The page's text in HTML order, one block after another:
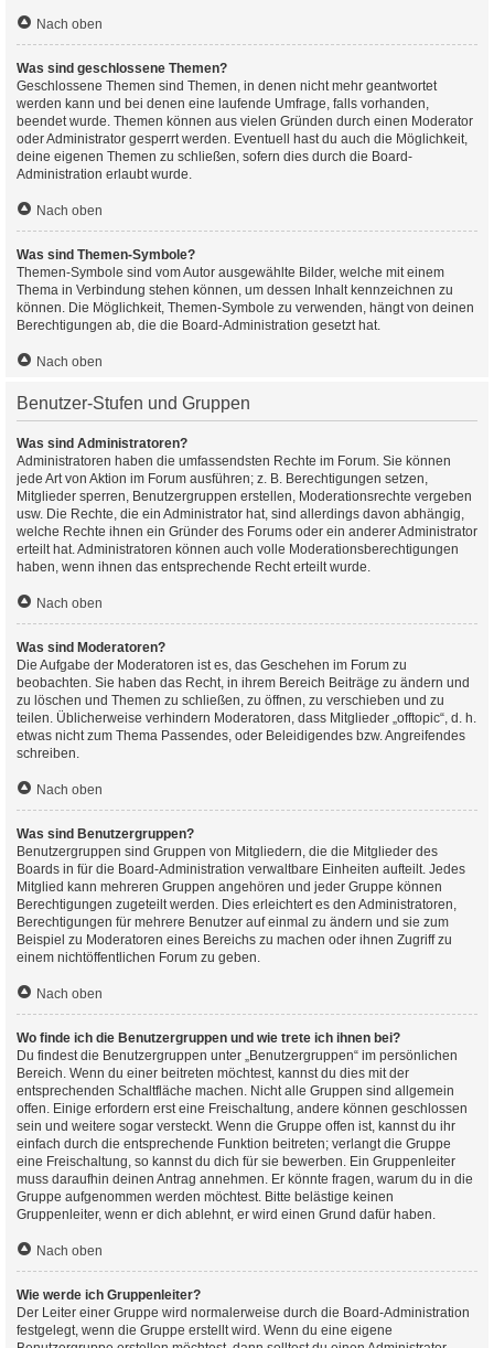
Nach oben
Was sind geschlossene Themen?
Geschlossene Themen sind Themen, in denen nicht mehr geantwortet
werden kann und bei denen eine laufende Umfrage, falls vorhanden,
beendet wurde. Themen können aus vielen Gründen durch einen Moderator
oder Administrator gesperrt werden. Eventuell hast du auch die Möglichkeit,
deine eigenen Themen zu schließen, sofern dies durch die Board-
Administration erlaubt wurde.
Nach oben
Was sind Themen-Symbole?
Themen-Symbole sind vom Autor ausgewählte Bilder, welche mit einem
Thema in Verbindung stehen können, um dessen Inhalt kennzeichnen zu
können. Die Möglichkeit, Themen-Symbole zu verwenden, hängt von deinen
Berechtigungen ab, die die Board-Administration gesetzt hat.
Nach oben
Benutzer-Stufen und Gruppen
Was sind Administratoren?
Administratoren haben die umfassendsten Rechte im Forum. Sie können
jede Art von Aktion im Forum ausführen; z. B. Berechtigungen setzen,
Mitglieder sperren, Benutzergruppen erstellen, Moderationsrechte vergeben
usw. Die Rechte, die ein Administrator hat, sind allerdings davon abhängig,
welche Rechte ihnen ein Gründer des Forums oder ein anderer Administrator
erteilt hat. Administratoren können auch volle Moderationsberechtigungen
haben, wenn ihnen das entsprechende Recht erteilt wurde.
Nach oben
Was sind Moderatoren?
Die Aufgabe der Moderatoren ist es, das Geschehen im Forum zu
beobachten. Sie haben das Recht, in ihrem Bereich Beiträge zu ändern und
zu löschen und Themen zu schließen, zu öffnen, zu verschieben und zu
teilen. Üblicherweise verhindern Moderatoren, dass Mitglieder „offtopic“, d. h.
etwas nicht zum Thema Passendes, oder Beleidigendes bzw. Angreifendes
schreiben.
Nach oben
Was sind Benutzergruppen?
Benutzergruppen sind Gruppen von Mitgliedern, die die Mitglieder des
Boards in für die Board-Administration verwaltbare Einheiten aufteilt. Jedes
Mitglied kann mehreren Gruppen angehören und jeder Gruppe können
Berechtigungen zugeteilt werden. Dies erleichtert es den Administratoren,
Berechtigungen für mehrere Benutzer auf einmal zu ändern und sie zum
Beispiel zu Moderatoren eines Bereichs zu machen oder ihnen Zugriff zu
einem nichtöffentlichen Forum zu geben.
Nach oben
Wo finde ich die Benutzergruppen und wie trete ich ihnen bei?
Du findest die Benutzergruppen unter „Benutzergruppen“ im persönlichen
Bereich. Wenn du einer beitreten möchtest, kannst du dies mit der
entsprechenden Schaltfläche machen. Nicht alle Gruppen sind allgemein
offen. Einige erfordern erst eine Freischaltung, andere können geschlossen
sein und weitere sogar versteckt. Wenn die Gruppe offen ist, kannst du ihr
einfach durch die entsprechende Funktion beitreten; verlangt die Gruppe
eine Freischaltung, so kannst du dich für sie bewerben. Ein Gruppenleiter
muss daraufhin deinen Antrag annehmen. Er könnte fragen, warum du in die
Gruppe aufgenommen werden möchtest. Bitte belästige keinen
Gruppenleiter, wenn er dich ablehnt, er wird einen Grund dafür haben.
Nach oben
Wie werde ich Gruppenleiter?
Der Leiter einer Gruppe wird normalerweise durch die Board-Administration
festgelegt, wenn die Gruppe erstellt wird. Wenn du eine eigene